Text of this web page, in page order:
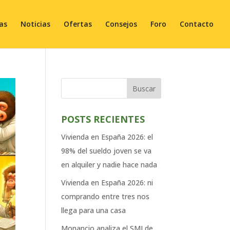
Noticias Ofertas Consejos Foro Contacto
Buscar
POSTS RECIENTES
Vivienda en España 2026: el
98% del sueldo joven se va
en alquiler y nadie hace nada
Vivienda en España 2026: ni
comprando entre tres nos
llega para una casa